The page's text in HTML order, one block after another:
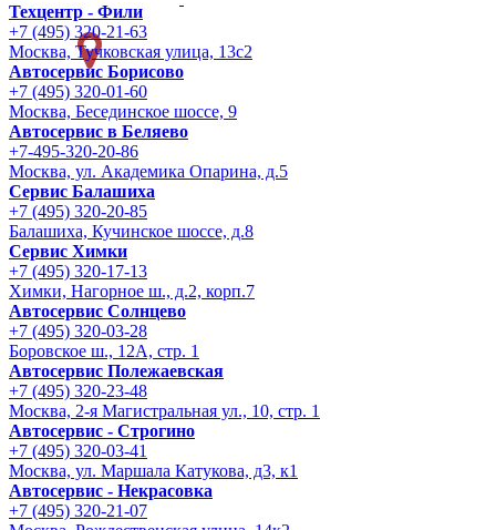
Техцентр - Фили
+7 (495) 320-21-63
Москва, Тучковская улица, 13с2
Автосервис Борисово
+7 (495) 320-01-60
Москва, Бесединское шоссе, 9
Автосервис в Беляево
+7-495-320-20-86
Москва, ул. Академика Опарина, д.5
Сервис Балашиха
+7 (495) 320-20-85
Балашиха, Кучинское шоссе, д.8
Сервис Химки
+7 (495) 320-17-13
Химки, Нагорное ш., д.2, корп.7
Автосервис Солнцево
+7 (495) 320-03-28
Боровское ш., 12А, стр. 1
Автосервис Полежаевская
+7 (495) 320-23-48
Москва, 2-я Магистральная ул., 10, стр. 1
Автосервис - Строгино
+7 (495) 320-03-41
Москва, ул. Маршала Катукова, д3, к1
Автосервис - Некрасовка
+7 (495) 320-21-07